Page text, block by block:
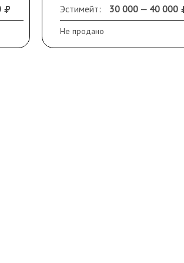
Эстимейт: 30 000 — 40 000
Не продано